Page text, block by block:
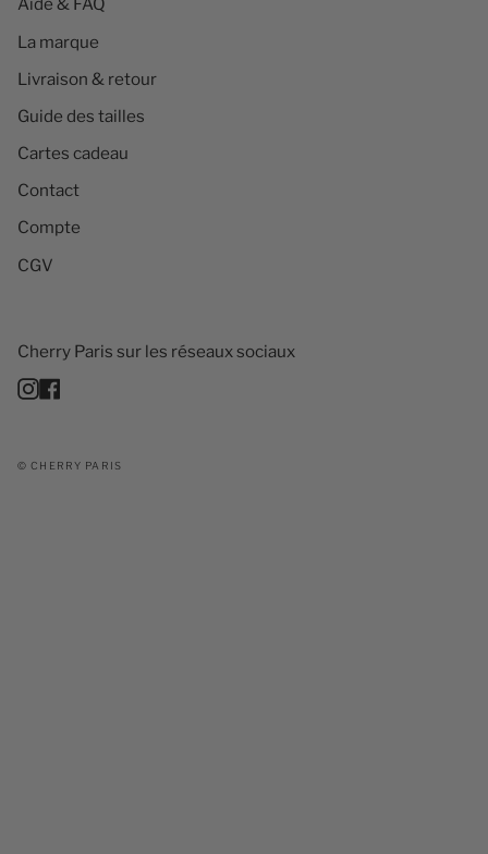
Aide & FAQ
La marque
Livraison & retour
Guide des tailles
Cartes cadeau
Contact
Compte
CGV
Cherry Paris sur les réseaux sociaux
Instagram
© CHERRY PARIS